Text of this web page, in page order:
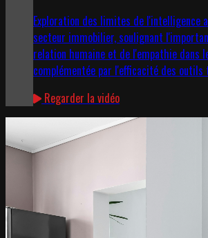
Exploration des limites de l'intelligence
secteur immobilier, soulignant
relation humaine et de l'empathie dans
complémentée par l'efficacité des outils
Regarder la vidéo